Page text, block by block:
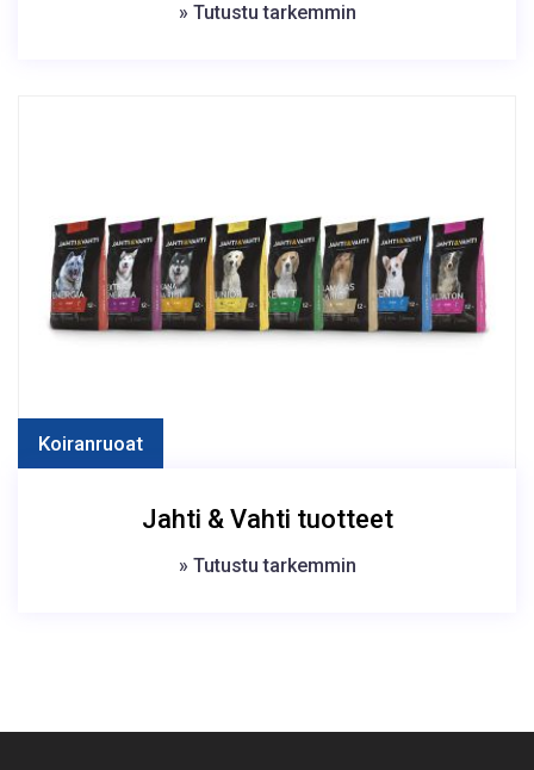
» Tutustu tarkemmin
Koiranruoat
Jahti & Vahti tuotteet
» Tutustu tarkemmin